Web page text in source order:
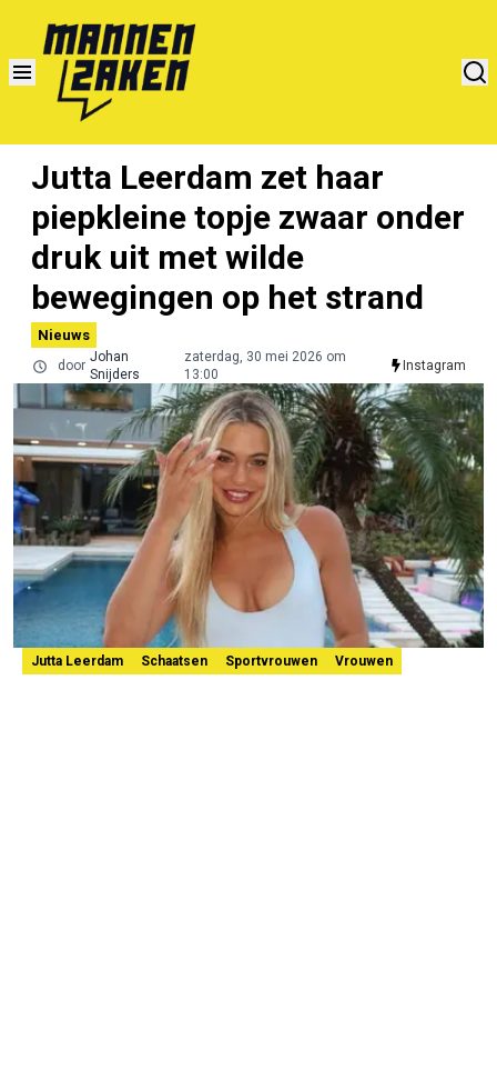
Jutta Leerdam zet haar
piepkleine topje zwaar onder
druk uit met wilde
bewegingen op het strand
Nieuws
door
Johan
Snijders
zaterdag, 30 mei 2026 om
13:00
Instagram
Jutta Leerdam Schaatsen Sportvrouwen Vrouwen